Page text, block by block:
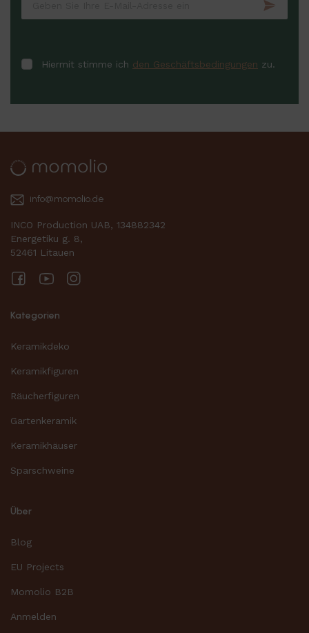
Hiermit stimme ich den Geschäftsbedingungen zu.
info@momolio.de
INCO Production UAB, 134882342
Energetiku g. 8,
52461 Litauen
FacebookYouTube
Kategorien
Keramikdeko
Keramikfiguren
Räucherfiguren
Gartenkeramik
Keramikhäuser
Sparschweine
Über
Blog
EU Projects
Momolio B2B
Anmelden